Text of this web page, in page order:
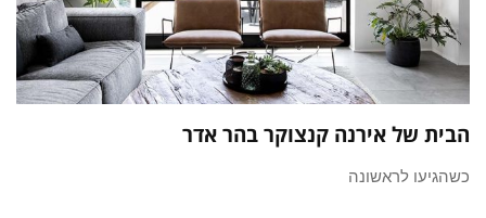
הבית של אירנה קנצוקר בהר אדר
כשהגיעו לראשונה